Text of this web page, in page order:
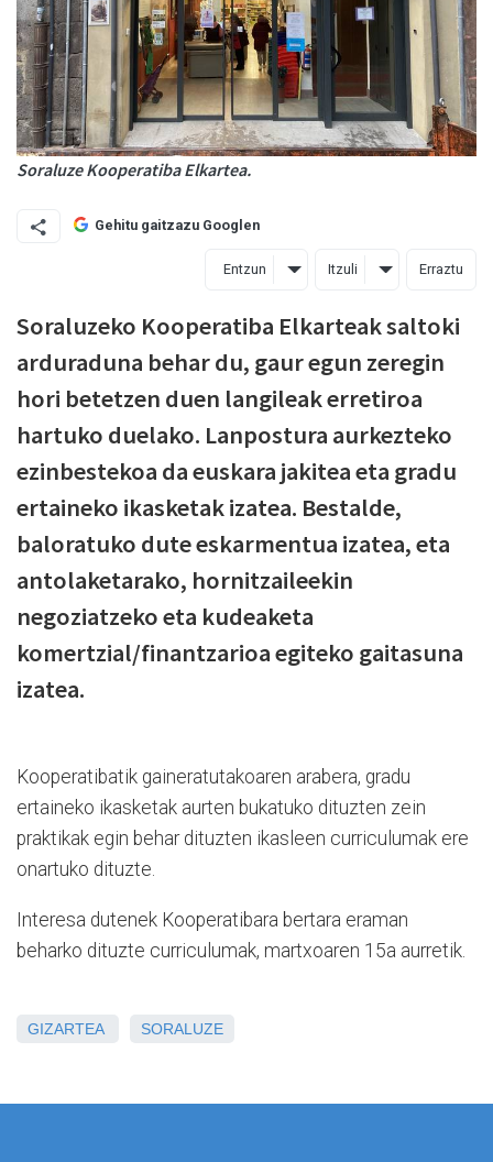
Soraluze Kooperatiba Elkartea.
Gehitu gaitzazu Googlen
Entzun Itzuli Erraztu
Soraluzeko Kooperatiba Elkarteak saltoki
arduraduna behar du, gaur egun zeregin
hori betetzen duen langileak erretiroa
hartuko duelako. Lanpostura aurkezteko
ezinbestekoa da euskara jakitea eta gradu
ertaineko ikasketak izatea. Bestalde,
baloratuko dute eskarmentua izatea, eta
antolaketarako, hornitzaileekin
negoziatzeko eta kudeaketa
komertzial/finantzarioa egiteko gaitasuna
izatea.
Kooperatibatik gaineratutakoaren arabera, gradu
ertaineko ikasketak aurten bukatuko dituzten zein
praktikak egin behar dituzten ikasleen curriculumak ere
onartuko dituzte.
Interesa dutenek Kooperatibara bertara eraman
beharko dituzte curriculumak, martxoaren 15a aurretik.
GIZARTEA SORALUZE